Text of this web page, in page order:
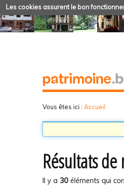
Les cookies assurent le bon
Vous êtes ici : Accueil
Résultats
Il y a 30 éléments qui